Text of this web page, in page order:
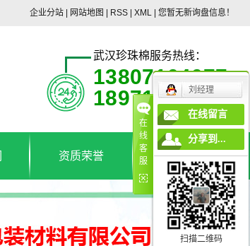
企业分站 网站地图 RSS XML 您暂无新询盘信息！
武汉珍珠棉服务热线：
13807164677
18971192368
资质荣誉 联系我们
在
线
客
服
刘经理
在线留言
分享到...
扫描二维码